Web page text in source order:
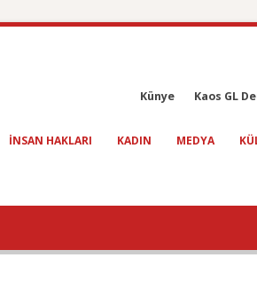
Künye Kaos GL
INSAN HAKLARI KADIN MEDYA